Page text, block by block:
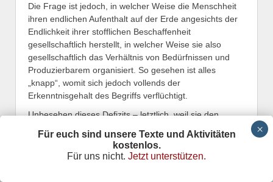
Die Frage ist jedoch, in welcher Weise die Menschheit
ihren endlichen Aufenthalt auf der Erde angesichts der
Endlichkeit ihrer stofflichen Beschaffenheit
gesellschaftlich herstellt, in welcher Weise sie also
gesellschaftlich das Verhältnis von Bedürfnissen und
Produzierbarem organisiert. So gesehen ist alles
„knapp“, womit sich jedoch vollends der
Erkenntnisgehalt des Begriffs verflüchtigt.
Unbesehen dieses Defizits – letztlich, weil sie den
jedoch zurecht die unter den Kritiker/innen des
„geistigen Eigentums“ (wozu auch das FG-Wiki-Projekt
Für euch sind unsere Texte und Aktivitäten
kostenlos.
Für uns nicht. Jetzt unterstützen.